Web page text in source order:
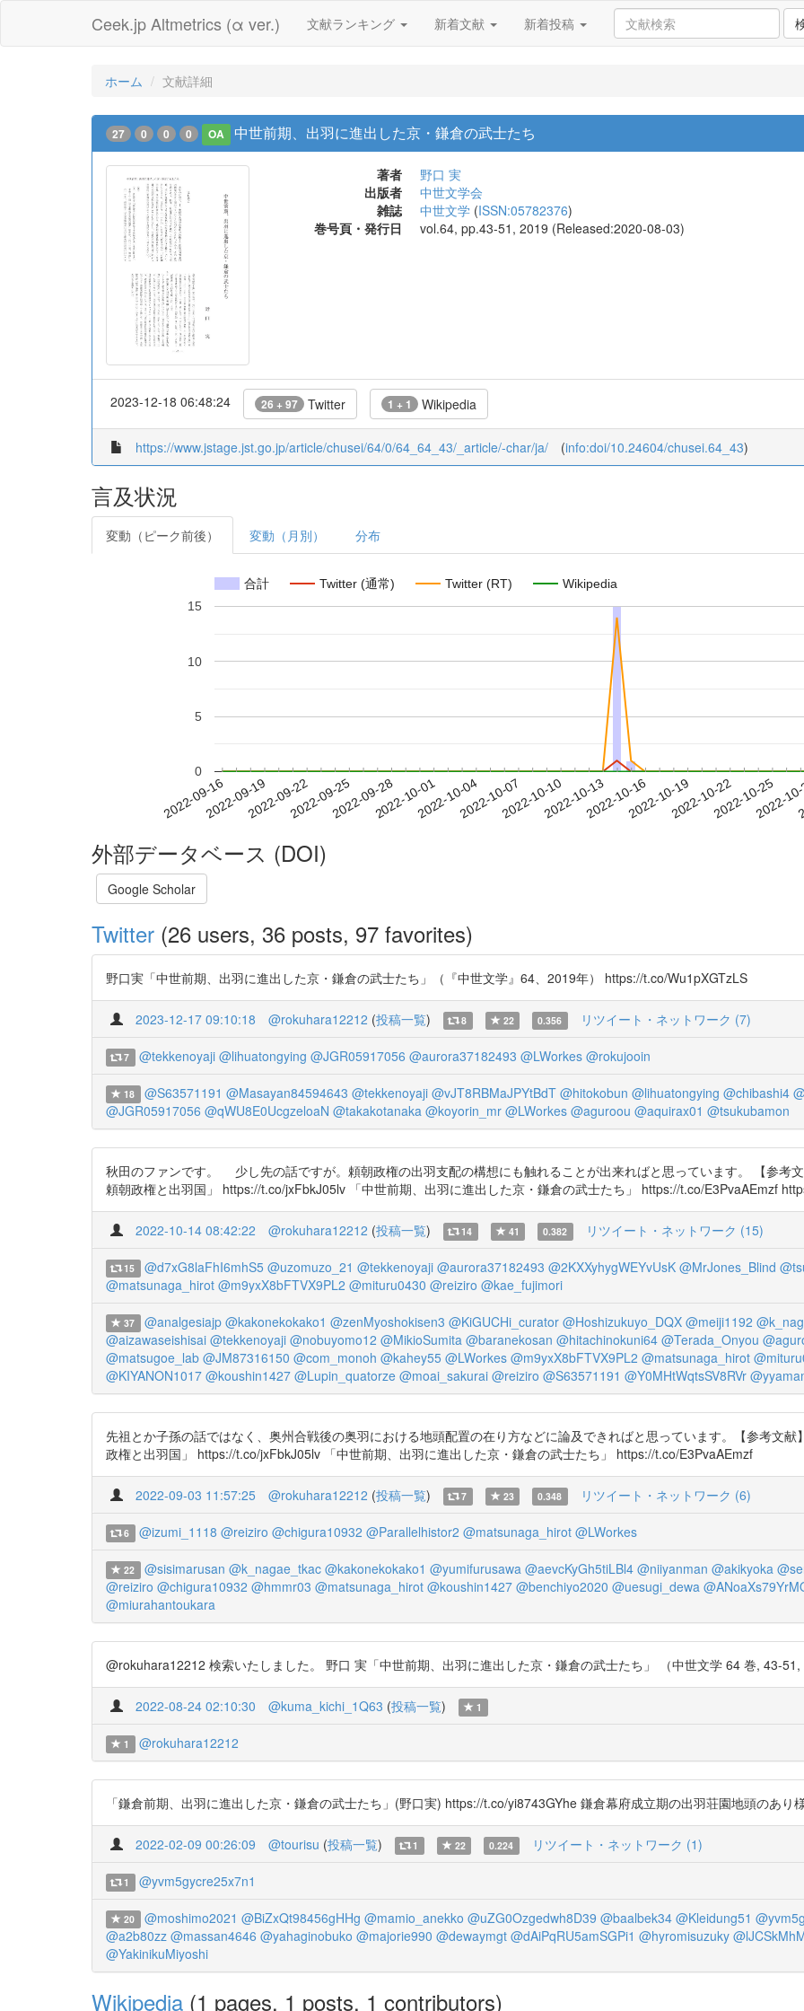
Ceek.jp Altmetrics (α ver.) 文献ランキング 新着文献 新着投稿
ホーム 文献詳細
27 0 0 0 OA 中世前期、出羽に進出した京・鎌倉の武士たち
著者
野口 実
出版者
中世文学会
雑誌
中世文学 (ISSN:05782376)
巻号頁・発行日
vol.64, pp.43-51, 2019 (Released:2020-08-03)
2023-12-18 06:48:24 26 + 97 Twitter 1 + 1 Wikipedia
https://www.jstage.jst.go.jp/article/chusei/64/0/64_64_43/_article/-char/ja/ (info:doi/10.24604/chusei.64_43)
言及状況
変動（ピーク前後） 変動（月別） 分布
合計 Twitter (通常) Twitter (RT) Wikipedia
2022-09-162022-09-192022-09-222022-09-252022-09-282022-10-012022-10-042022-10-072022-10-102022-10-132022-10-162022-10-192022-10-222022-10-25
2022-
0
5
10
15
外部データベース (DOI)
Google Scholar
Twitter (26 users, 36 posts, 97 favorites)
野口実「中世前期、出羽に進出した京・鎌倉の武士たち」（『中世文学』64、2019年） https://t.co/Wu1pXGTzLS
2023-12-17 09:10:18 @rokuhara12212 (投稿一覧) 8 22 0.356 リツイート・ネットワーク (7)
7 @tekkenoyaji @lihuatongying @JGR05917056 @aurora37182493 @LWorkes @rokujooin
18 @S63571191 @Masayan84594643 @tekkenoyaji @vJT8RBMaJPYtBdT @hitokobun @lihuatongying @chibashi4
@JGR05917056 @qWU8E0UcgzeloaN @takakotanaka @koyorin_mr @LWorkes @aguroou @aquirax01 @tsukubamon
秋田のファンです。 少し先の話ですが。頼朝政権の出羽支配の構想にも触れることが出来ればと思っています。 【参考
頼朝政権と出羽国」 https://t.co/jxFbkJ05lv 「中世前期、出羽に進出した京・鎌倉の武士たち」 https://t.co/E3PvaAEmzf
2022-10-14 08:42:22 @rokuhara12212 (投稿一覧) 14 41 0.382 リツイート・ネットワーク (15)
15 @d7xG8laFhI6mhS5 @uzomuzo_21 @tekkenoyaji @aurora37182493 @2KXXyhygWEYvUsK @MrJones_Blind
@matsunaga_hirot @m9yxX8bFTVX9PL2 @mituru0430 @reiziro @kae_fujimori
37 @analgesiajp @kakonekokako1 @zenMyoshokisen3 @KiGUCHi_curator @Hoshizukuyo_DQX @meiji1192
@aizawaseishisai @tekkenoyaji @nobuyomo12 @MikioSumita @baranekosan @hitachinokuni64 @Terada_Onyou
@matsugoe_lab @JM87316150 @com_monoh @kahey55 @LWorkes @m9yxX8bFTVX9PL2 @matsunaga_hirot
@KIYANON1017 @koushin1427 @Lupin_quatorze @moai_sakurai @reiziro @S63571191 @Y0MHtWqtsSV8RVr
先祖とか子孫の話ではなく、奥州合戦後の奥羽における地頭配置の在り方などに論及できればと思っています。【参考文
政権と出羽国」 https://t.co/jxFbkJ05lv 「中世前期、出羽に進出した京・鎌倉の武士たち」 https://t.co/E3PvaAEmzf
2022-09-03 11:57:25 @rokuhara12212 (投稿一覧) 7 23 0.348 リツイート・ネットワーク (6)
6 @izumi_1118 @reiziro @chigura10932 @Parallelhistor2 @matsunaga_hirot @LWorkes
22 @sisimarusan @k_nagae_tkac @kakonekokako1 @yumifurusawa @aevcKyGh5tiLBl4 @niiyanman @akikyoka
@reiziro @chigura10932 @hmmr03 @matsunaga_hirot @koushin1427 @benchiyo2020 @uesugi_dewa
@miurahantoukara
@rokuhara12212 検索いたしました。 野口 実「中世前期、出羽に進出した京・鎌倉の武士たち」 （中世文学 64 巻, 43-
2022-08-24 02:10:30 @kuma_kichi_1Q63 (投稿一覧) 1
1 @rokuhara12212
「鎌倉前期、出羽に進出した京・鎌倉の武士たち」(野口実) https://t.co/yi8743GYhe 鎌倉幕府成立期の出羽荘園地頭のあ
2022-02-09 00:26:09 @tourisu (投稿一覧) 1 22 0.224 リツイート・ネットワーク (1)
1 @yvm5gycre25x7n1
20 @moshimo2021 @BiZxQt98456gHHg @mamio_anekko @uZG0Ozgedwh8D39 @baalbek34 @Kleidung51
@a2b80zz @massan4646 @yahaginobuko @majorie990 @dewaymgt @dAiPqRU5amSGPi1 @hyromisuzuky
@YakinikuMiyoshi
Wikipedia (1 pages, 1 posts, 1 contributors)